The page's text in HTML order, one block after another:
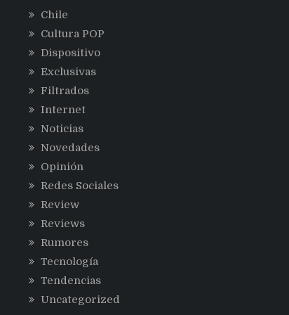
Chile
Cultura POP
Dispositivo
Exclusivas
Filtrados
Internet
Noticias
Novedades
Opinión
Redes Sociales
Review
Reviews
Rumores
Tecnología
Tendencias
Uncategorized